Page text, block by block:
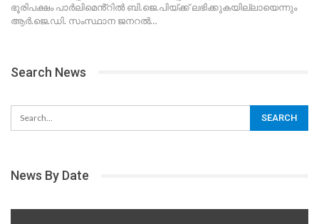
ഭൂരിപക്ഷം പാർലിമെൻ്റിൽ ബി.ജെ.പിയ്ക്ക് ലഭിക്കുകയില്ലായെന്നും
ആർ.ജെ.ഡി. സംസ്ഥാന ജനറൽ…
Search News
News By Date